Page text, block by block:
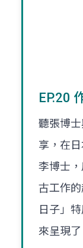
EP.20
聽張博
享，在
李博士
古工作
日子」
來呈現